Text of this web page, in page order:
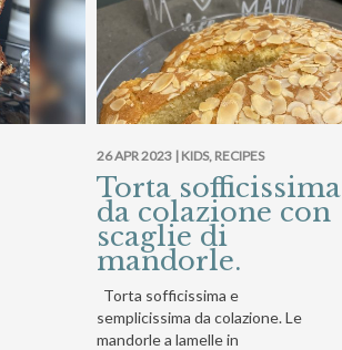
26 APR 2023 | KIDS, RECIPES
Torta sofficissima
da colazione con
scaglie di
mandorle.
Torta sofficissima e
semplicissima da colazione. Le
mandorle a lamelle in